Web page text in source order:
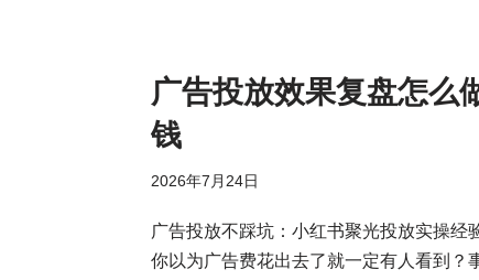
广告投放效果复盘怎么
钱
2026年7月24日
广告投放不踩坑：小红书聚光投放实操经
你以为广告费花出去了就一定有人看到？